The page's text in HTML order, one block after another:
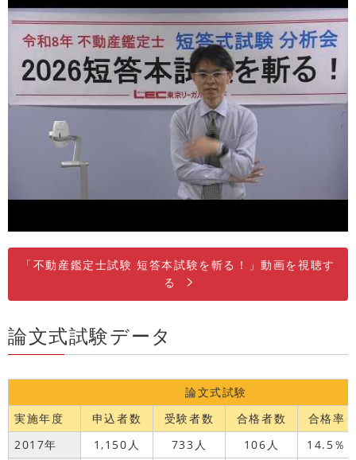
「不動産鑑定士試験 短答本試験を斬る！」動画を視聴す
る
論文式試験データ
論文式試験
実施年度
申込者数 受験者数 合格者数
合格率
2017年
1,150人 733人 106人 14.5％